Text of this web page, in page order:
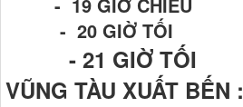
- 20 GIỜ TỐI
- 21 GIỜ TỐI
VŨNG TÀU XUẤT BẾN :